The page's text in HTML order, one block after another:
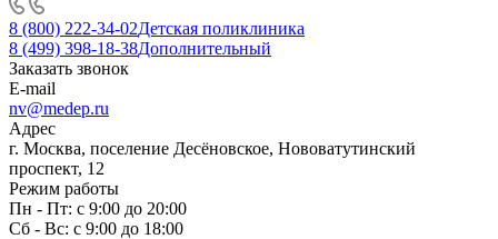
8 (800) 222-34-02Детская поликлиника
8 (499) 398-18-38Дополнительный
Заказать звонок
E-mail
nv@medep.ru
Адрес
г. Москва, поселение Десёновское, Нововатутинский
проспект, 12
Режим работы
Пн - Пт: с 9:00 до 20:00
Сб - Вс: с 9:00 до 18:00